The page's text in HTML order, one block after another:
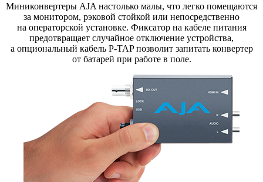
Миниконвертеры AJA настолько малы, что легко помещаются
за монитором, рэковой стойкой или непосредственно
на операторской установке. Фиксатор на кабеле питания
предотвращает случайное отключение устройства,
а опциональный кабель P-TAPпозволит запитать конвертер
от батарей при работе в поле.